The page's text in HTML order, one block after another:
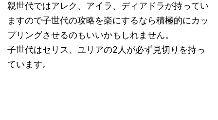
親世代ではアレク、アイラ、ディアドラが持ってい
ますので子世代の攻略を楽にするなら積極的にカッ
プリングさせるのもいいかもしれません。
子世代はセリス、ユリアの2人が必ず見切りを持っ
ています。